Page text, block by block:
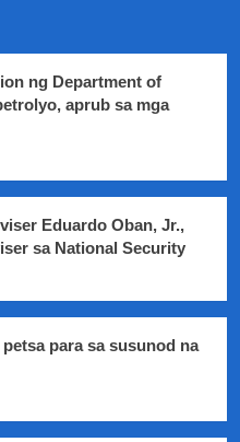
ng Department of
aprub sa mga
Eduardo Oban, Jr.,
sa National Security
para sa susunod na